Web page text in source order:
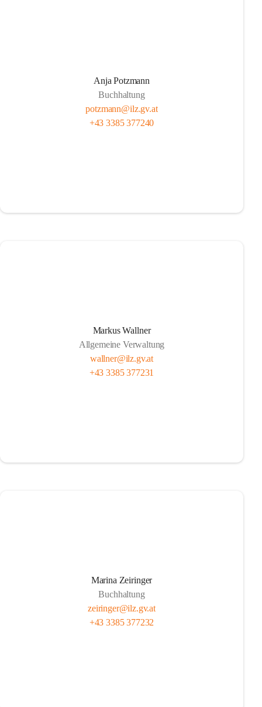
Anja Potzmann
Buchhaltung
potzmann@ilz.gv.at
+43 3385 377240
Markus Wallner
Allgemeine Verwaltung
wallner@ilz.gv.at
+43 3385 377231
Marina Zeiringer
Buchhaltung
zeiringer@ilz.gv.at
+43 3385 377232